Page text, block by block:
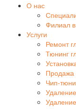
О нас
Филиал
Услуги
Ремонт
Тюнинг
Продажа
Чип-